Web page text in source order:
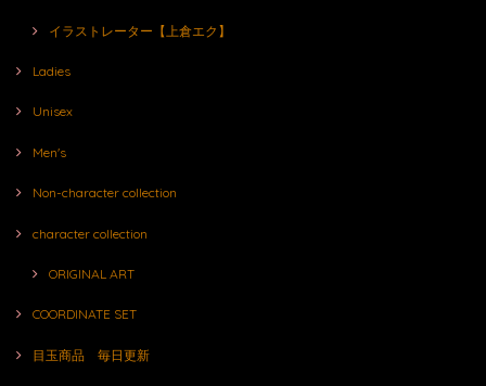
イラストレーター【上倉エク】
Ladies
Unisex
Men's
Non-character collection
character collection
ORIGINAL ART
COORDINATE SET
目玉商品 毎日更新